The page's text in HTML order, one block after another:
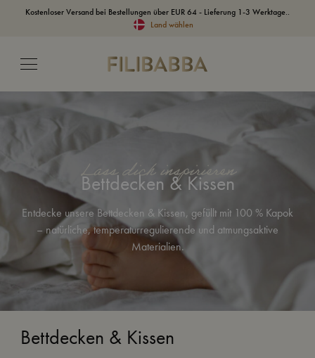
Kostenloser Versand bei Bestellungen über EUR 64 - Lieferung 1-3 Werktage..
Land wählen
Lass dich inspirieren
Bettdecken & Kissen
Entdecke unsere Bettdecken & Kissen, gefüllt mit 100 % Kapok
– natürliche, temperaturregulierende und atmungsaktive
Materialien.
Bettdecken & Kissen